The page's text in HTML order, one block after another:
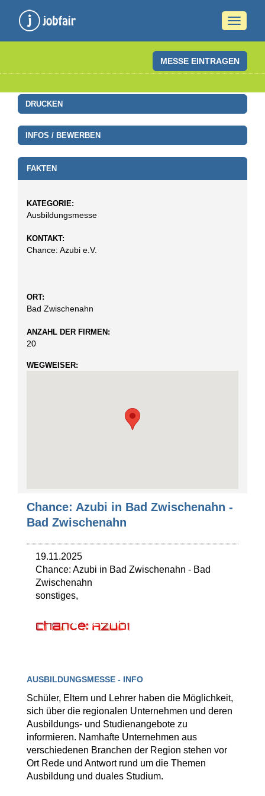
MESSE EINTRAGEN
DRUCKEN
INFOS / BEWERBEN
FAKTEN
KATEGORIE:
Ausbildungsmesse
KONTAKT:
Chance: Azubi e.V.
ORT:
Bad Zwischenahn
ANZAHL DER FIRMEN:
20
WEGWEISER:
Chance: Azubi in Bad Zwischenahn -
Bad Zwischenahn
19.11.2025
Chance: Azubi in Bad Zwischenahn - Bad
Zwischenahn
sonstiges,
AUSBILDUNGSMESSE - INFO
Schüler, Eltern und Lehrer haben die Möglichkeit,
sich über die regionalen Unternehmen und deren
Ausbildungs- und Studienangebote zu
informieren. Namhafte Unternehmen aus
verschiedenen Branchen der Region stehen vor
Ort Rede und Antwort rund um die Themen
Ausbildung und duales Studium.